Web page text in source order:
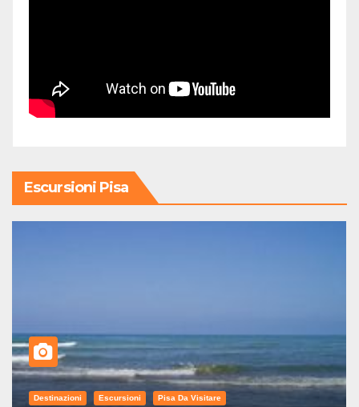
Escursioni Pisa
Destinazioni Escursioni Pisa Da Visitare